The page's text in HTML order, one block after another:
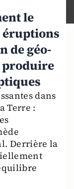
le
éruptions
de géo-
dans
Terre :
Derrière la